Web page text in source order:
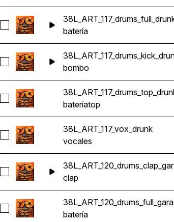
Seleccionar
batería
Seleccionar 38L_ART_117_drums_kick_drunk
bombo
Seleccionar 38L_ART_117_drums_top_drunk
bateríatop
Seleccionar 38L_ART_117_vox_drunk
38L_ART_117_vox_drunk
vocales
Seleccionar 38L_ART_120_drums_clap_garage
clap
Seleccionar 38L_ART_120_drums_full_garage
batería